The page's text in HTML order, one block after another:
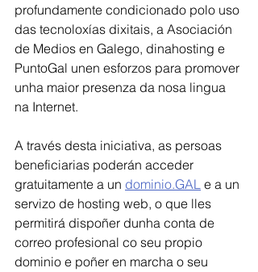
profundamente condicionado polo uso
das tecnoloxías dixitais, a Asociación
de Medios en Galego, dinahosting e
PuntoGal unen esforzos para promover
unha maior presenza da nosa lingua
na Internet.
A través desta iniciativa, as persoas
beneficiarias poderán acceder
gratuitamente a un dominio.GAL e a un
servizo de hosting web, o que lles
permitirá dispoñer dunha conta de
correo profesional co seu propio
dominio e poñer en marcha o seu